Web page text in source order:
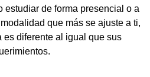
estudiar de forma presencial o a
que más se ajuste a ti,
es diferente al igual que sus